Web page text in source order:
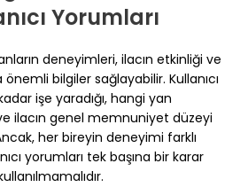
Yorumları
deneyimleri, ilacın etkinliği ve
bilgiler sağlayabilir. Kullanıcı
işe yaradığı, hangi yan
ilacın genel memnuniyet düzeyi
her bireyin deneyimi farklı
yorumları tek başına bir karar